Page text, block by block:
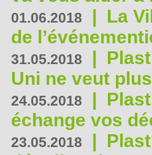
01.06.2018 | La
de
31.05.2018 |
Uni ne veut
24.05.2018 |
échange vos
23.05.2018 |